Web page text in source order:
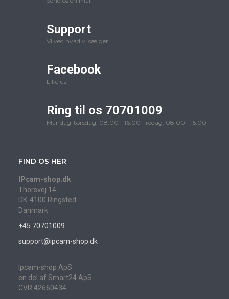
Support
Vi ved hvad vi sælger
Facebook
Like us
Ring til os 70701009
Mandag-torsdag: 08.00 - 16.00 Fredag: 08.00 - 15.00
FIND OS HER
IPcam-shop.dk
Thorsvej 14
DK-4100 Ringsted
Danmark
+45 70701009
support@ipcam-shop.dk
Ipcam-shop ApS
en del af Smart24 ApS
CVR:42660434